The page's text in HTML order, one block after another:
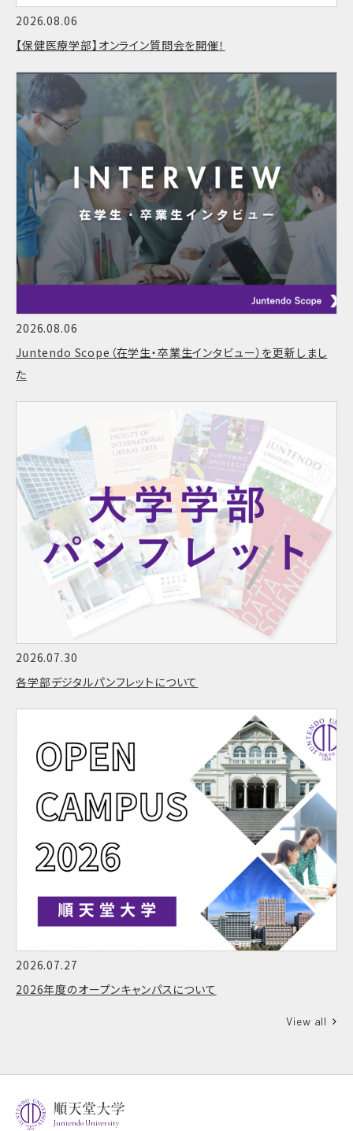
2026.08.06
【保健医療学部】オンライン質問会を開催！
2026.08.06
Juntendo Scope（在学生・卒業生インタビュー）を更新しまし
た
2026.07.30
各学部デジタルパンフレットについて
2026.07.27
2026年度のオープンキャンパスについて
View all
Juntendo University